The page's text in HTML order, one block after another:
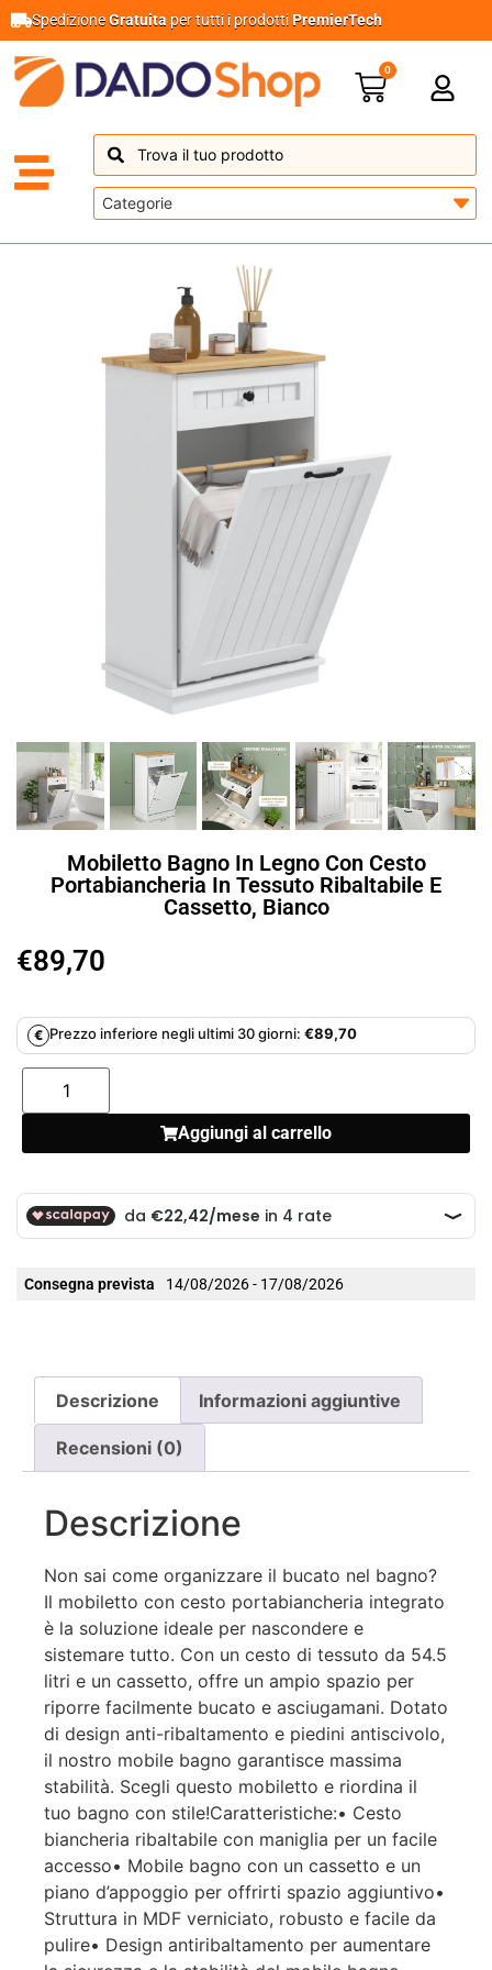
SpedizioneGratuita per tutti i prodottiPremierTech
0
Mobiletto Bagno In Legno Con Cesto
Portabiancheria In Tessuto Ribaltabile E
Cassetto, Bianco
€89,70
€ Prezzo inferiore negli ultimi 30 giorni: €89,70
Aggiungi al carrello
Consegna prevista 14/08/2026 - 17/08/2026
Descrizione Informazioni aggiuntive
Recensioni (0)
Descrizione
Non sai come organizzare il bucato nel bagno?
Il mobiletto con cesto portabiancheria integrato
è la soluzione ideale per nascondere e
sistemare tutto. Con un cesto di tessuto da 54.5
litri e un cassetto, offre un ampio spazio per
riporre facilmente bucato e asciugamani. Dotato
di design anti-ribaltamento e piedini antiscivolo,
il nostro mobile bagno garantisce massima
stabilità. Scegli questo mobiletto e riordina il
tuo bagno con stile!Caratteristiche:• Cesto
biancheria ribaltabile con maniglia per un facile
accesso• Mobile bagno con un cassetto e un
piano d’appoggio per offrirti spazio aggiuntivo•
Struttura in MDF verniciato, robusto e facile da
pulire• Design antiribaltamento per aumentare